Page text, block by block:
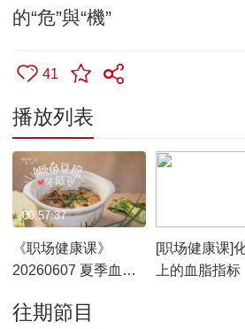
的“危”與“機”
41
播放列表
《职场健康课》
20260607 夏季血脂
00:57:37
[职场健康课]
上的血脂指标
往期節目